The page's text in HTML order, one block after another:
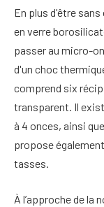
En plus d'être
en verre
passer au micro-
d'un choc
comprend six
transparent. Il
à 4 onces, ainsi
propose
tasses.
À l’approche de la